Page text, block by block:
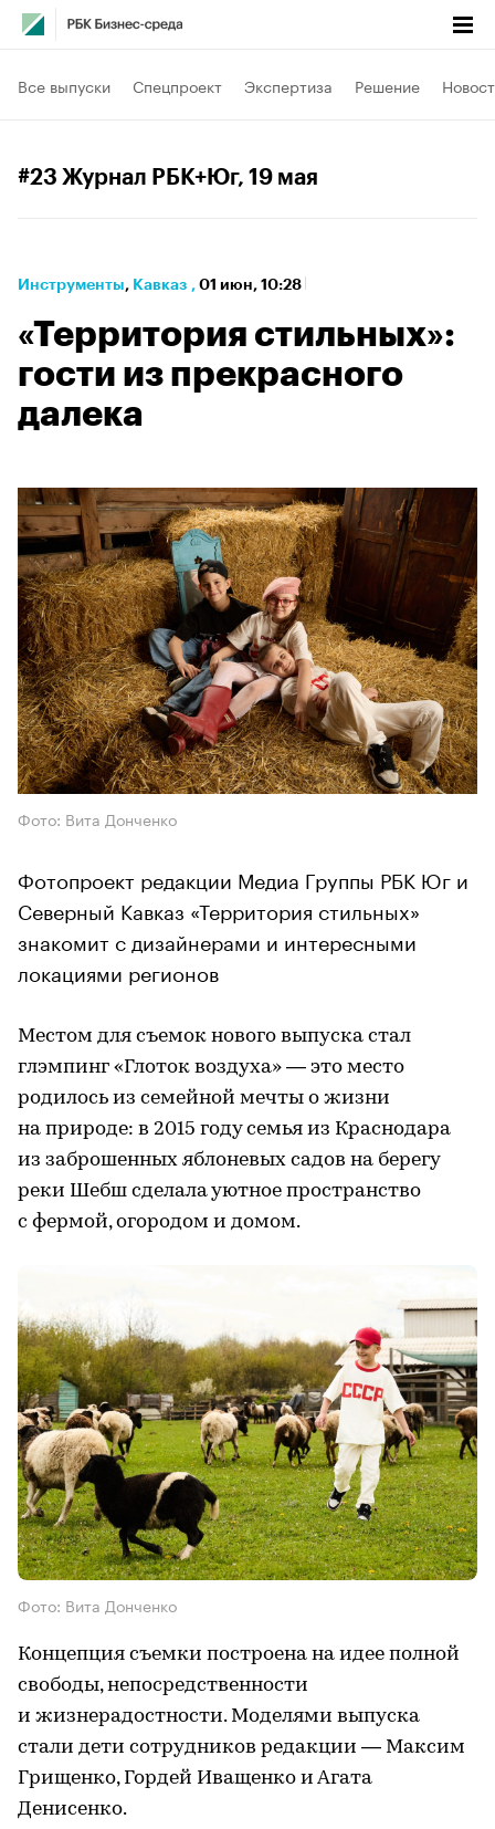
Все выпуски Спецпроект Экспертиза Решение
#23 Журнал РБК+Юг, 19 мая
Инструменты⁠, Кавказ , 01 июн, 10:28
«Территория стильных»:
гости из прекрасного
далека
Фото: Вита Донченко
Фотопроект редакции Медиа Группы РБК Юг и
Северный Кавказ «Территория стильных»
знакомит с дизайнерами и интересными
локациями регионов
Местом для съемок нового выпуска стал
глэмпинг «Глоток воздуха» — это место
родилось из семейной мечты о жизни
на природе: в 2015 году семья из Краснодара
из заброшенных яблоневых садов на берегу
реки Шебш сделала уютное пространство
с фермой, огородом и домом.
Фото: Вита Донченко
Концепция съемки построена на идее полной
свободы, непосредственности
и жизнерадостности. Моделями выпуска
стали дети сотрудников редакции — Максим
Грищенко, Гордей Иващенко и Агата
Денисенко.